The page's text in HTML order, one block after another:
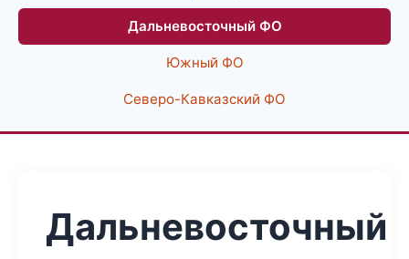
Дальневосточный ФО
Южный ФО
Северо-Кавказский ФО
Дальневосточный